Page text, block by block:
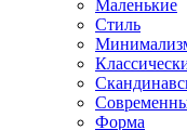
Маленькие
Стиль
Форма